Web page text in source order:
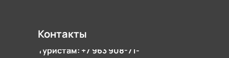
Контакты
Туристам: +7 963 908-71-